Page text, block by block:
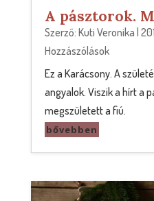
A pásztorok.
Szerző: Kuti Veronika |
Hozzászólások
Ez a Karácsony. A
angyalok. Viszik a hírt a
megszületett a fiú.
bővebben